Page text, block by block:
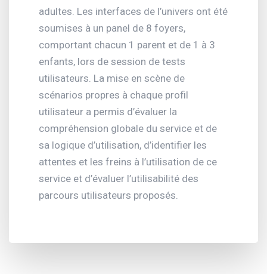
adultes. Les interfaces de l’univers ont été
soumises à un panel de 8 foyers,
comportant chacun 1 parent et de 1 à 3
enfants, lors de session de tests
utilisateurs. La mise en scène de
scénarios propres à chaque profil
utilisateur a permis d’évaluer la
compréhension globale du service et de
sa logique d’utilisation, d’identifier les
attentes et les freins à l’utilisation de ce
service et d’évaluer l’utilisabilité des
parcours utilisateurs proposés.